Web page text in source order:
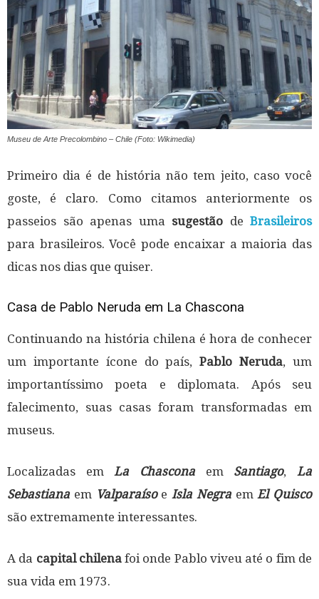
Museu de Arte Precolombino – Chile (Foto: Wikimedia)
Primeiro dia é de história não tem jeito, caso você
goste, é claro. Como citamos anteriormente os
passeios são apenas uma sugestão de Brasileiros
para brasileiros. Você pode encaixar a maioria das
dicas nos dias que quiser.
Casa de Pablo Neruda em La Chascona
Continuando na história chilena é hora de conhecer
um importante ícone do país,Pablo Neruda, um
importantíssimo poeta e diplomata. Após seu
falecimento, suas casas foram transformadas em
museus.
Localizadas emLa Chasconaem Santiago,La
Sebastianaem Valparaísoe Isla NegraemEl Quisco
são extremamente interessantes.
A da capital chilenafoi onde Pablo viveu até o fim de
sua vida em 1973.